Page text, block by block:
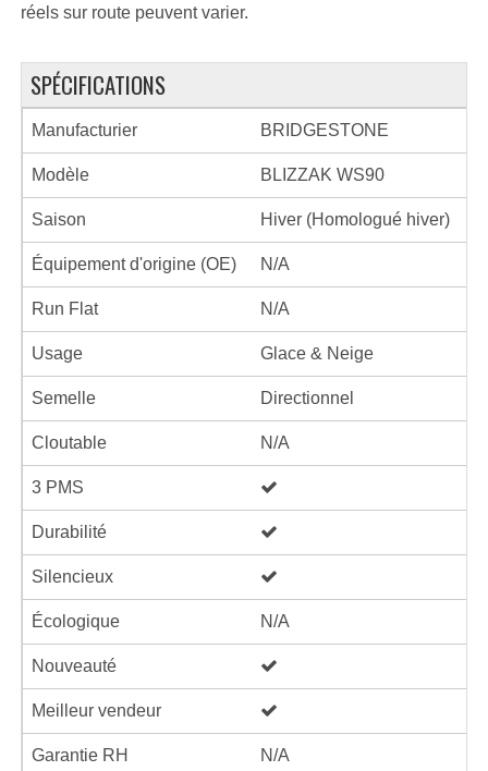
réels sur route peuvent varier.
SPÉCIFICATIONS
Manufacturier BRIDGESTONE
Modèle BLIZZAK WS90
Saison Hiver (Homologué hiver)
Équipement d'origine (OE) N/A
Run Flat N/A
Usage Glace & Neige
Semelle Directionnel
Cloutable N/A
3 PMS
Durabilité
Silencieux
Écologique N/A
Nouveauté
Meilleur vendeur
Garantie RH N/A